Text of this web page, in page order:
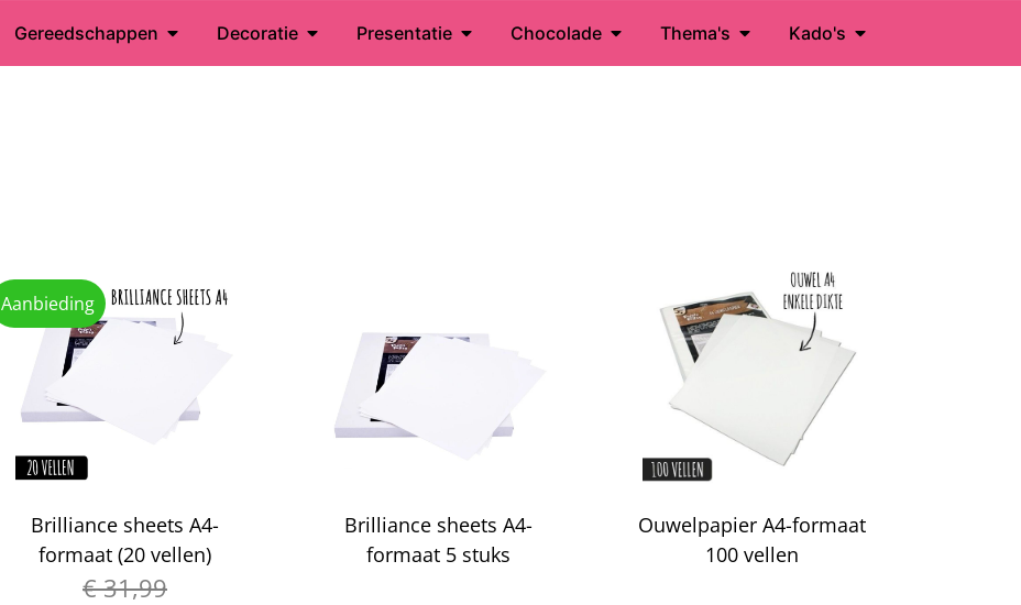
Gereedschappen Decoratie Presentatie Chocolade Thema's Kado's
Aanbieding
Brilliance sheets A4-
formaat (20 vellen)
€31,99
Brilliance sheets A4-
formaat 5 stuks
Ouwelpapier A4-formaat
100 vellen